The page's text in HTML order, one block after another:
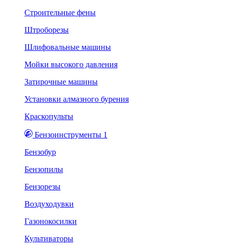
Строительные фены
Штроборезы
Шлифовальные машины
Мойки высокого давления
Затирочные машины
Установки алмазного бурения
Краскопульты
Бензоинструменты 1
Бензобур
Бензопилы
Бензорезы
Воздуходувки
Газонокосилки
Культиваторы